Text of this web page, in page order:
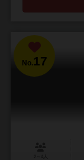
No.17